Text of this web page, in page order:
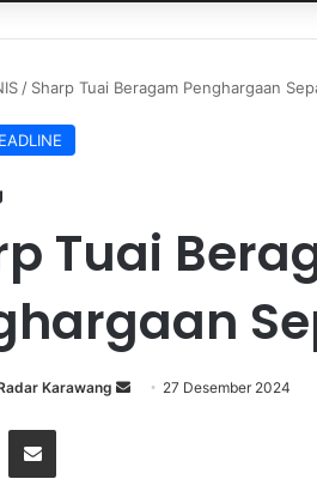
/ Sharp Tuai Beragam Penghargaan
Tuai
Karawang
Send 27 Desember 2024
Share via Email